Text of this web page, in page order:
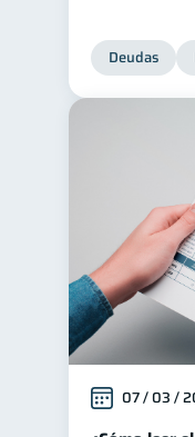
Deudas
07 / 03 /